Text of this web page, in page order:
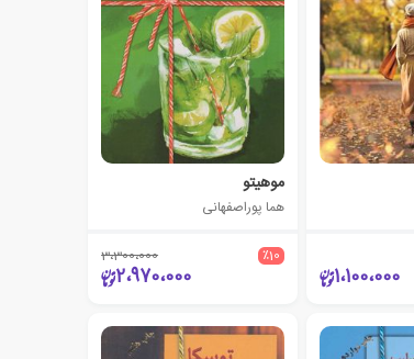
1،100،000
موهیتو
هما پوراصفهانی
٪10 3،300،000
2،970،000